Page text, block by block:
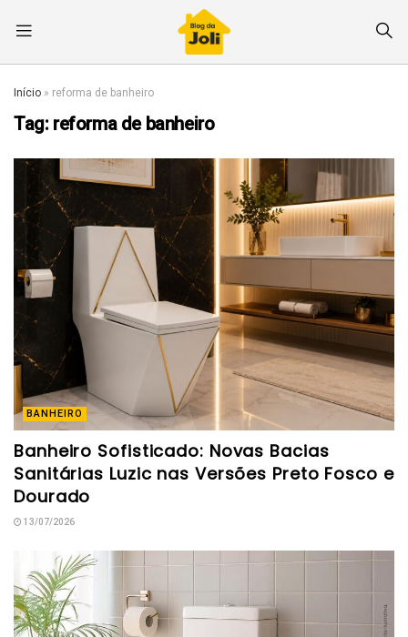
Início » reforma de banheiro
Tag: reforma de banheiro
BANHEIRO
Banheiro Sofisticado: Novas Bacias
Sanitárias Luzic nas Versões Preto Fosco e
Dourado
13/07/2026